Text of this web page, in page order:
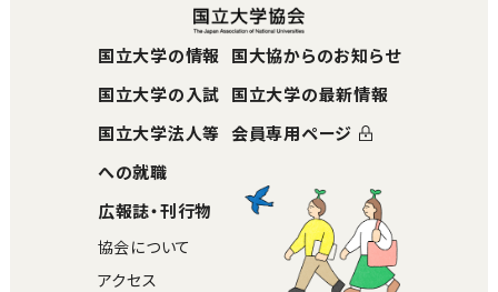
国立大学の情報
国立大学の入試
国立大学法人等
への就職
広報誌・刊行物
国大協からのお知らせ
国立大学の最新情報
会員専用ページ
協会について
アクセス